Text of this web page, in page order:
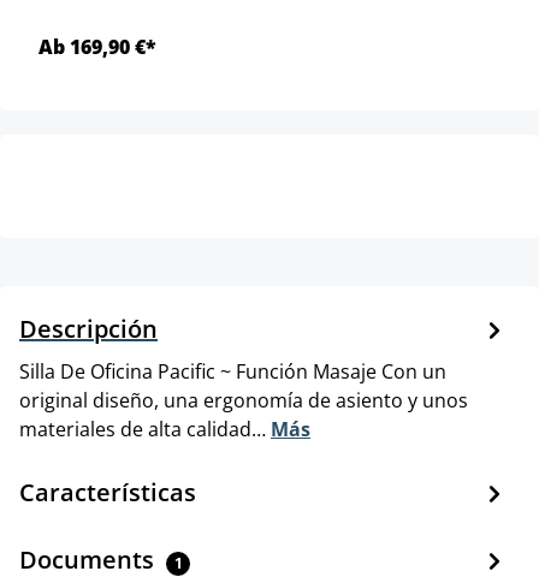
Ab 169,90 €*
Descripción
Silla De Oficina Pacific ~ Función Masaje Con un
original diseño, una ergonomía de asiento y unos
materiales de alta calidad… Más
Características
Documents 1